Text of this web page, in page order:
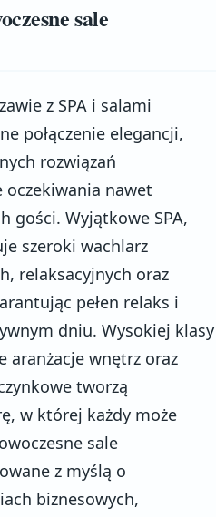
sale
z SPA i salami
połączenie elegancji,
rozwiązań
oczekiwania nawet
gości. Wyjątkowe SPA,
szeroki wachlarz
relaksacyjnych oraz
pełen relaks i
dniu. Wysokiej klasy
aranżacje wnętrz oraz
tworzą
w której każdy może
sale
z myślą o
biznesowych,